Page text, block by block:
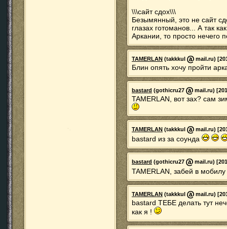
\\\сайт сдох\\\
Безымянный, это не сайт
глазах готоманов... А так
Аркании, то просто нечего
TAMERLAN (takkkul mail.ru)
Блин опять хочу пройти
bastard (gothicru27 mail.ru)
TAMERLAN, вот зах? сам
TAMERLAN (takkkul mail.ru)
bastard из за соунда
bastard (gothicru27 mail.ru)
TAMERLAN, забей в
TAMERLAN (takkkul mail.ru)
bastard ТЕБЕ делать тут
как я !